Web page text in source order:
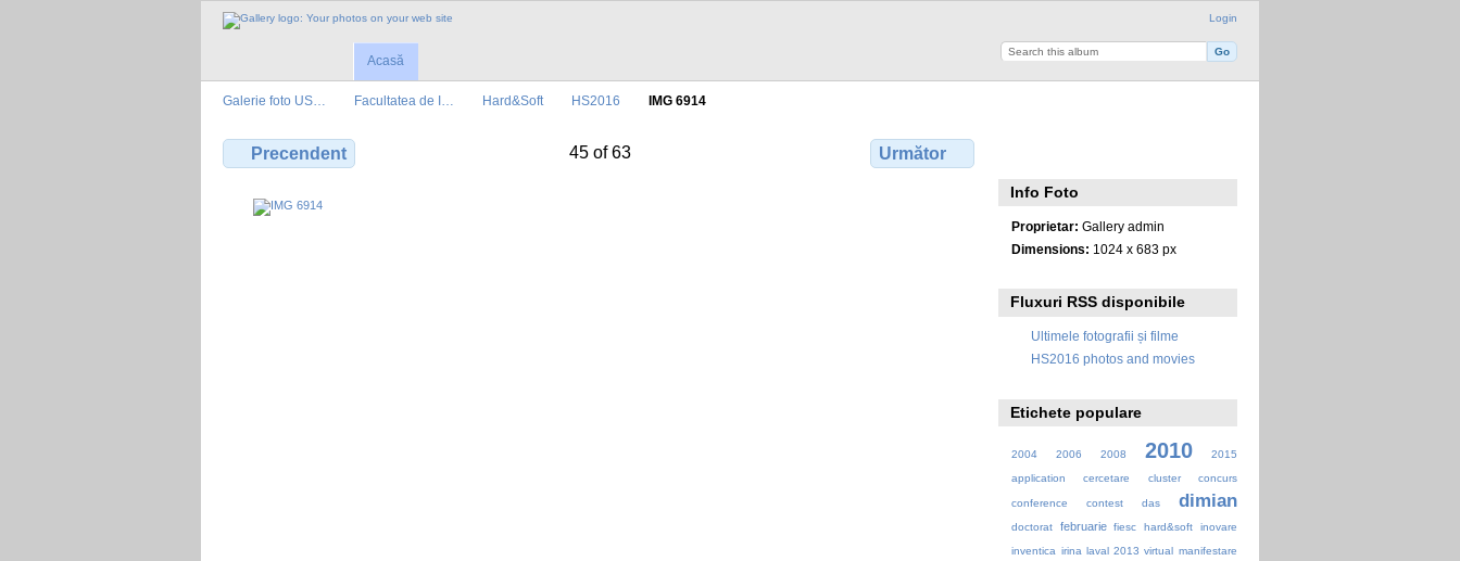
Login
Acasă
Galerie foto US… Facultatea de I… Hard&Soft HS2016 IMG 6914
Precendent 45 of 63 Următor
Info Foto
Proprietar: Gallery admin
Dimensions: 1024 x 683 px
Fluxuri RSS disponibile
Ultimele fotografii și filme
HS2016 photos and movies
Etichete populare
2004 2006 2008 2010
2015
application
cercetare cluster concurs
conference contest das dimian
doctorat februarie fiesc hard&soft
inovare
inventica irina laval 2013 virtual manifestare